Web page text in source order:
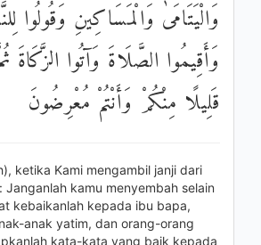
وَالْيَتَامَىٰ وَالْمَسَاكِينِ وَقُولُوا
وَأَقِيمُوا الصَّلَاةَ وَآتُوا الزَّكَاةَ
قَلِيلًا مِنْكُمْ وَأَنْتُمْ مُعْرِضُونَ
ketika Kami mengambil janji dari
Janganlah kamu menyembah selain
kebaikanlah kepada ibu bapa,
anak yatim, dan orang-orang
kata-kata yang baik kepada